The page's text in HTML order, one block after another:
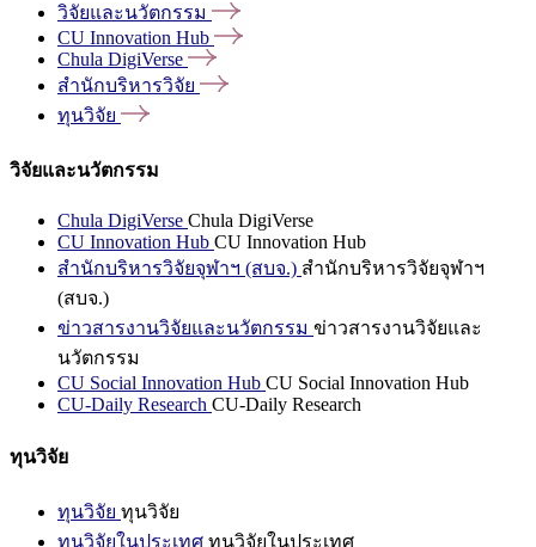
วิจัยและนวัตกรรม
CU Innovation Hub
Chula DigiVerse
สำนักบริหารวิจัย
ทุนวิจัย
วิจัยและนวัตกรรม
Chula DigiVerse Chula DigiVerse
CU Innovation Hub CU Innovation Hub
สำนักบริหารวิจัยจุฬาฯ (สบจ.) สำนักบริหารวิจัยจุฬาฯ
(สบจ.)
ข่าวสารงานวิจัยและนวัตกรรม ข่าวสารงานวิจัยและ
นวัตกรรม
CU Social Innovation Hub CU Social Innovation Hub
CU-Daily Research CU-Daily Research
ทุนวิจัย
ทุนวิจัย ทุนวิจัย
ทุนวิจัยในประเทศ ทุนวิจัยในประเทศ